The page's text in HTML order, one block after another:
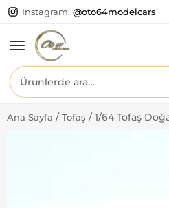
Instagram: @oto64modelcars
Ara:
Ana Sayfa
Ana Sayfa /Tofaş /1/64 Tofaş